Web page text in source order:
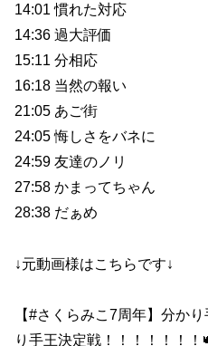
14:01 慣れた対応
14:36 過大評価
15:11 分相応
16:18 当然の報い
21:05 あご街
24:05 悔しさをバネに
24:59 友達のノリ
27:58 かまってちゃん
28:38 だぁめ
↓元動画様はこちらです↓
【#さくらみこ7周年】分か
り手王決定戦！！！！！！